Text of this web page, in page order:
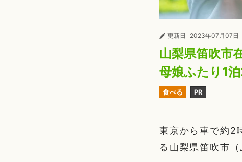
更新日 2023年07月07日
山梨県笛吹市
母娘ふたり1
食べる PR
東京から車で約2
る山梨県笛吹市（